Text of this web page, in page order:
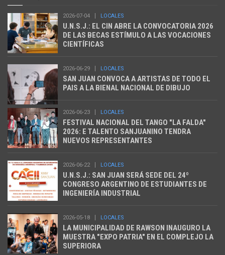
2026-07-04 LOCALES
U.N.S.J.: EL CIN ABRE LA CONVOCATORIA 2026
DE LAS BECAS ESTÍMULO A LAS VOCACIONES
CIENTÍFICAS
2026-06-29 LOCALES
SAN JUAN CONVOCA A ARTISTAS DE TODO EL
PAIS A LA BIENAL NACIONAL DE DIBUJO
2026-06-23 LOCALES
FESTIVAL NACIONAL DEL TANGO "LA FALDA"
2026: E TALENTO SANJUANINO TENDRA
NUEVOS REPRESENTANTES
2026-06-22 LOCALES
U.N.S.J.: SAN JUAN SERÁ SEDE DEL 24º
CONGRESO ARGENTINO DE ESTUDIANTES DE
INGENIERÍA INDUSTRIAL
2026-05-18 LOCALES
LA MUNICIPALIDAD DE RAWSON INAUGURO LA
MUESTRA "EXPO PATRIA" EN EL COMPLEJO LA
SUPERIORA